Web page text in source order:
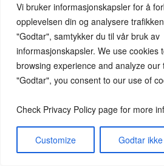
Vi bruker informasjonskapsler for å
opplevelsen din og analysere
"Godtar", samtykker du til vår bruk av
informasjonskapsler. We use cookies
browsing experience and analyze our
"Godtar", you consent to our use of
Check Privacy Policy page for more
Customize Godtar ikke
© 2026Lesekroken.noAll